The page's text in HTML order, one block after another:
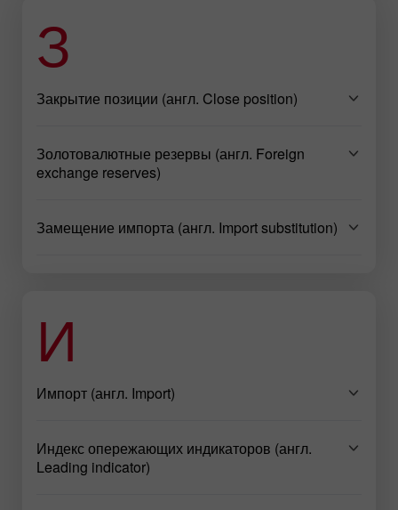
З
Закрытие позиции (англ. Close position)
Золотовалютные резервы (англ. Foreign
exchange reserves)
Замещение импорта (англ. Import substitution)
И
Импорт (англ. Import)
Индекс опережающих индикаторов (англ.
Leading indicator)